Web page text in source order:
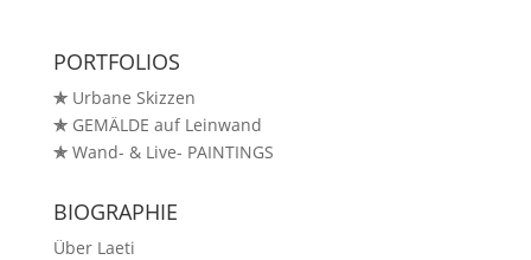
PORTFOLIOS
✯Urbane Skizzen
✯GEMÄLDE auf Leinwand
✯Wand- & Live- PAINTINGS
BIOGRAPHIE
Über Laeti